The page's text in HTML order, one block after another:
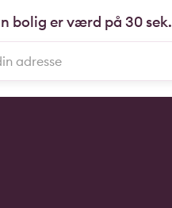
bolig er værd på 30 sek.